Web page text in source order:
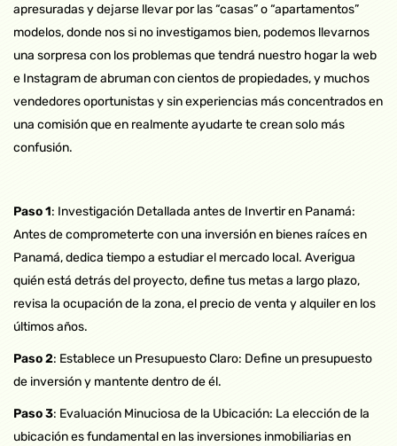
apresuradas y dejarse llevar por las “casas” o “apartamentos”
modelos, donde nos si no investigamos bien, podemos llevarnos
una sorpresa con los problemas que tendrá nuestro hogar la web
e Instagram de abruman con cientos de propiedades, y muchos
vendedores oportunistas y sin experiencias más concentrados en
una comisión que en realmente ayudarte te crean solo más
confusión.
Paso 1: Investigación Detallada antes de Invertir en Panamá:
Antes de comprometerte con una inversión en bienes raíces en
Panamá, dedica tiempo a estudiar el mercado local. Averigua
quién está detrás del proyecto, define tus metas a largo plazo,
revisa la ocupación de la zona, el precio de venta y alquiler en los
últimos años.
Paso 2: Establece un Presupuesto Claro: Define un presupuesto
de inversión y mantente dentro de él.
Paso 3: Evaluación Minuciosa de la Ubicación: La elección de la
ubicación es fundamental en las inversiones inmobiliarias en